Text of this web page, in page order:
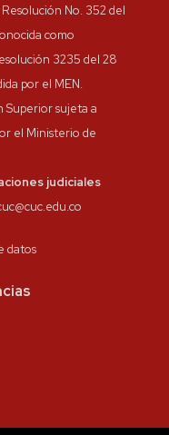
No. 352 del
como
3235 del 28
por el MEN.
Superior sujeta a
el Ministerio de
judiciales
datos